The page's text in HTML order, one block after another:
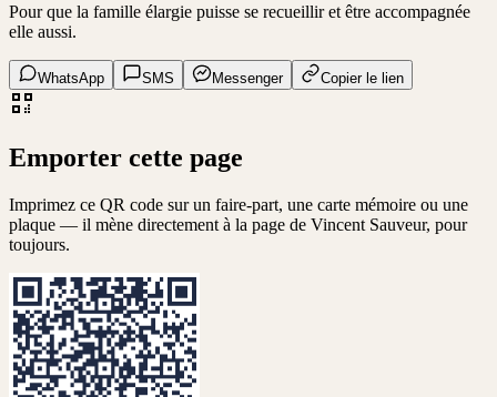
Pour que la famille élargie puisse se recueillir et être accompagnée
elle aussi.
WhatsApp SMS Messenger Copier le lien
Emporter cette page
Imprimez ce QR code sur un faire-part, une carte mémoire ou une
plaque — il mène directement à la page de Vincent Sauveur, pour
toujours.